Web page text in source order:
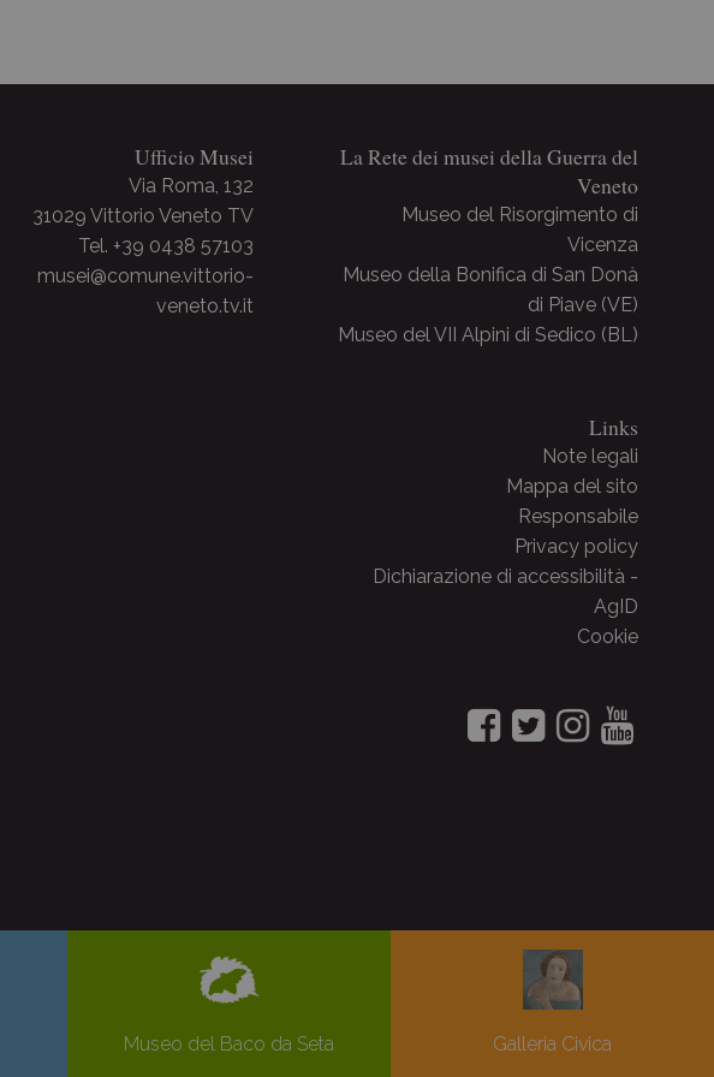
Ufficio Musei
Via Roma, 132
31029 Vittorio Veneto TV
Tel. +39 0438 57103
musei@comune.vittorio-
veneto.tv.it
La Rete dei musei della Guerra del
Veneto
Museo del Risorgimento di
Vicenza
Museo della Bonifica di San Donà
di Piave (VE)
Museo del VII Alpini di Sedico (BL)
Links
Note legali
Mappa del sito
Responsabile
Privacy policy
Dichiarazione di accessibilità -
AgID
Cookie
Museo del Baco da Seta Galleria Civica